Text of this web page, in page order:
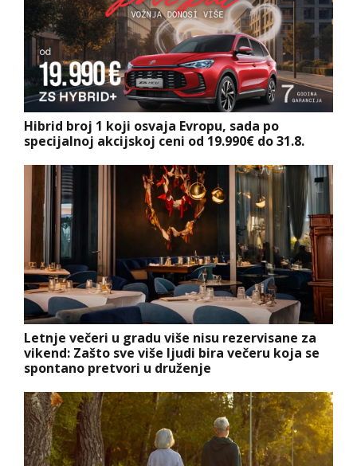
Hibrid broj 1 koji osvaja Evropu, sada po
specijalnoj akcijskoj ceni od 19.990€ do 31.8.
Letnje večeri u gradu više nisu rezervisane za
vikend: Zašto sve više ljudi bira večeru koja se
spontano pretvori u druženje